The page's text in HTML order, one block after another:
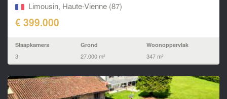
Limousin, Haute-Vienne (87)
€ 399.000
Slaapkamers
3
Grond
27.000 m²
Woonoppervlak
347 m²